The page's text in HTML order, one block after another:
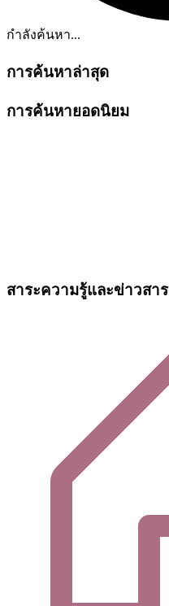
กำลังค้นหา...
การค้นหาล่าสุด
การค้นหายอดนิยม
สาระความรู้และข่าวสาร